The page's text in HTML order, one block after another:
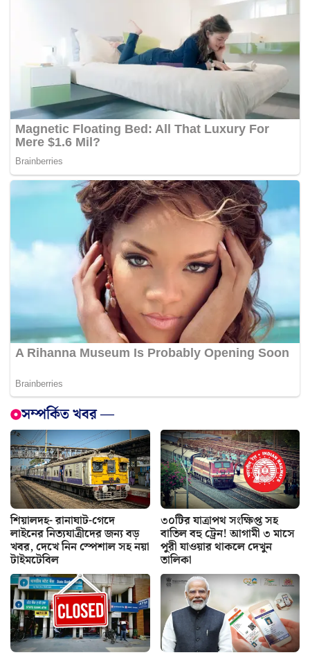
সম্পর্কিত খবর —
শিয়ালদহ- রানাঘাট-গেদে
লাইনের নিত্যযাত্রীদের জন্য বড়
খবর, দেখে নিন স্পেশাল সহ নয়া
টাইমটেবিল
৩০টির যাত্রাপথ সংক্ষিপ্ত সহ
বাতিল বহু ট্রেন! আগামী ৩ মাসে
পুরী যাওয়ার থাকলে দেখুন
তালিকা